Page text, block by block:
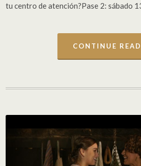
tu centro de atención?Pase 2: sábado
CONTINUE